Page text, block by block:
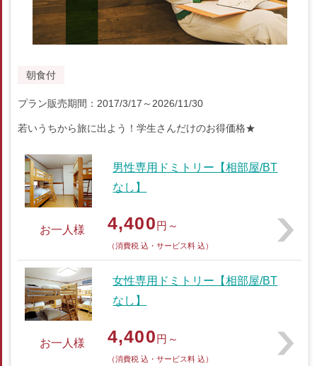
朝食付
プラン販売期間：2017/3/17～2026/11/30
若いうちから旅に出よう！学生さんだけのお得価格★
男性専用ドミトリー【相部屋/BT
なし】
お一人様 4,400円～
（消費税 込・サービス料 込）
女性専用ドミトリー【相部屋/BT
なし】
お一人様 4,400円～
（消費税 込・サービス料 込）